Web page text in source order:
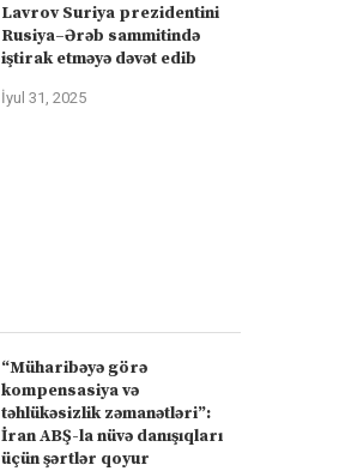
Lavrov Suriya prezidentini
Rusiya–Ərəb sammitində
iştirak etməyə dəvət edib
İyul 31, 2025
“Müharibəyə görə
kompensasiya və
təhlükəsizlik zəmanətləri”:
İran ABŞ-la nüvə danışıqları
üçün şərtlər qoyur